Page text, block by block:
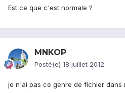
Est ce que c'est normale ?
MNKOP
Posté(e) 18 juillet 2012
je n'ai pas ce genre de fichier dans